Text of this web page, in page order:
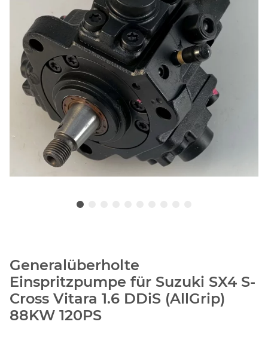
Generalüberholte
Einspritzpumpe für Suzuki SX4 S-
Cross Vitara 1.6 DDiS (AllGrip)
88KW 120PS